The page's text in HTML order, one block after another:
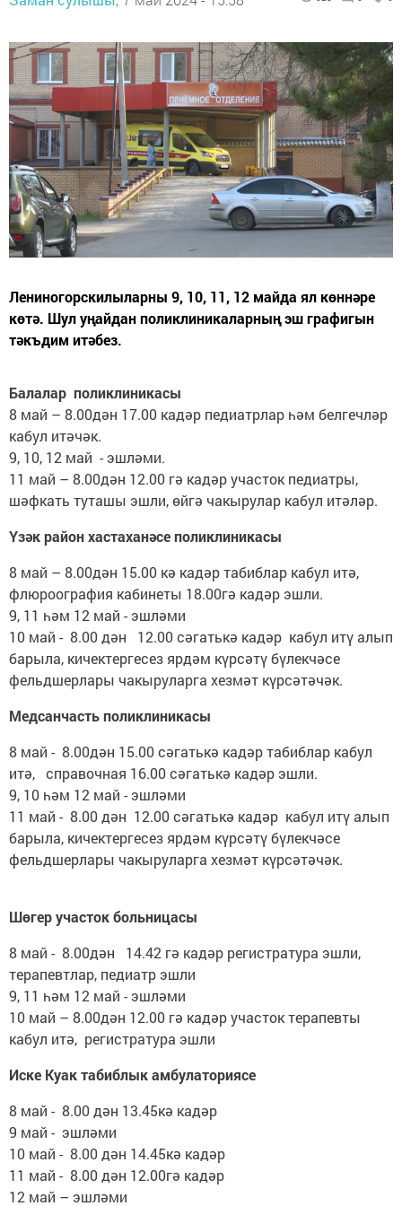
Лениногорскилыларны 9, 10, 11, 12 майда ял көннәре
көтә. Шул уңайдан поликлиникаларның эш графигын
тәкъдим итәбез.
Балалар поликлиникасы
8 май – 8.00дән 17.00 кадәр педиатрлар һәм белгечләр
кабул итәчәк.
9, 10, 12 май - эшләми.
11 май – 8.00дән 12.00 гә кадәр участок педиатры,
шәфкать туташы эшли, өйгә чакырулар кабул итәләр.
Үзәк район хастаханәсе поликлиникасы
8 май – 8.00дән 15.00 кә кадәр табиблар кабул итә,
флюроография кабинеты 18.00гә кадәр эшли.
9, 11 һәм 12 май - эшләми
10 май - 8.00 дән 12.00 сәгатькә кадәр кабул итү алып
барыла, кичектергесез ярдәм күрсәтү бүлекчәсе
фельдшерлары чакыруларга хезмәт күрсәтәчәк.
Медсанчасть поликлиникасы
8 май - 8.00дән 15.00 сәгатькә кадәр табиблар кабул
итә, справочная 16.00 сәгатькә кадәр эшли.
9, 10 һәм 12 май - эшләми
11 май - 8.00 дән 12.00 сәгатькә кадәр кабул итү алып
барыла, кичектергесез ярдәм күрсәтү бүлекчәсе
фельдшерлары чакыруларга хезмәт күрсәтәчәк.
Шөгер участок больницасы
8 май - 8.00дән 14.42 гә кадәр регистратура эшли,
терапевтлар, педиатр эшли
9, 11 һәм 12 май - эшләми
10 май – 8.00дән 12.00 гә кадәр участок терапевты
кабул итә, регистратура эшли
Иске Куак табиблык амбулаториясе
8 май - 8.00 дән 13.45кә кадәр
9 май - эшләми
10 май - 8.00 дән 14.45кә кадәр
11 май - 8.00 дән 12.00гә кадәр
12 май – эшләми